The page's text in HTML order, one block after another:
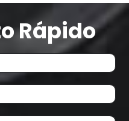
Rápido